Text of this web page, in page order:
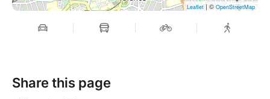
Leaflet| ©OpenStreetMap
Share this page